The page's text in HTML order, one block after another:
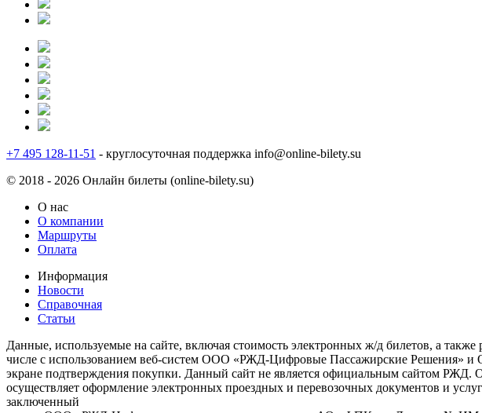
+7 495 128-11-51 - круглосуточная поддержка info@online-bilety.su
© 2018 - 2026 Онлайн билеты (online-bilety.su)
О нас
О компании
Маршруты
Оплата
Информация
Новости
Справочная
Статьи
Данные, используемые на сайте, включая стоимость электронных ж/д билетов, а
числе с использованием веб-систем ООО «РЖД-Цифровые Пассажирские Решения» и
экране подтверждения покупки. Данный сайт не является официальным сайтом РЖД.
осуществляет оформление электронных проездных и перевозочных документов и
заключенный